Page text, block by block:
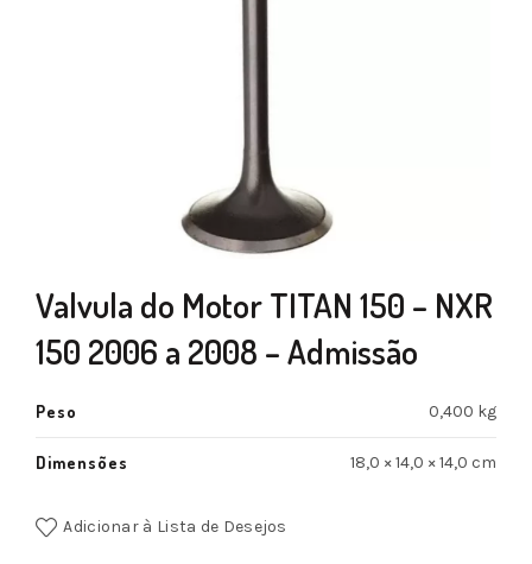
Valvula do Motor TITAN 150 – NXR
150 2006 a 2008 – Admissão
Peso 0,400 kg
Dimensões 18,0 × 14,0 × 14,0 cm
Adicionar à Lista de Desejos